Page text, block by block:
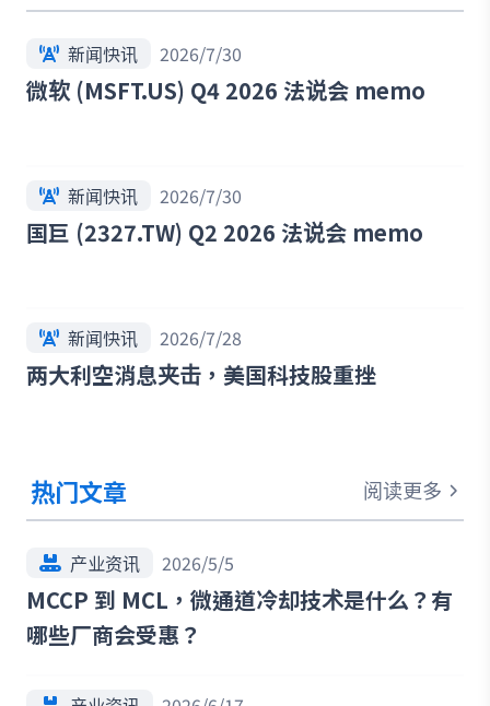
新闻快讯 2026/7/30
微软 (MSFT.US) Q4 2026 法说会 memo
新闻快讯 2026/7/30
国巨 (2327.TW) Q2 2026 法说会 memo
新闻快讯 2026/7/28
两大利空消息夹击，美国科技股重挫
热门文章 阅读更多
产业资讯 2026/5/5
MCCP 到 MCL，微通道冷却技术是什么？有
哪些厂商会受惠？